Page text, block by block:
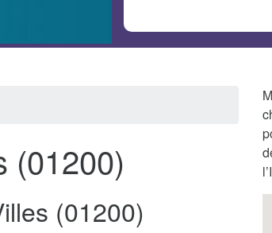
(01200)
(01200)